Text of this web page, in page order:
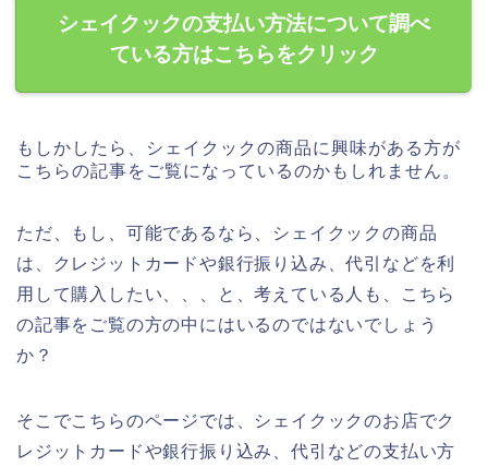
シェイクックの支払い方法について調べ
ている方はこちらをクリック
もしかしたら、シェイクックの商品に興味がある方が
こちらの記事をご覧になっているのかもしれません。
ただ、もし、可能であるなら、シェイクックの商品
は、クレジットカードや銀行振り込み、代引などを利
用して購入したい、、、と、考えている人も、こちら
の記事をご覧の方の中にはいるのではないでしょう
か？
そこでこちらのページでは、シェイクックのお店でク
レジットカードや銀行振り込み、代引などの支払い方